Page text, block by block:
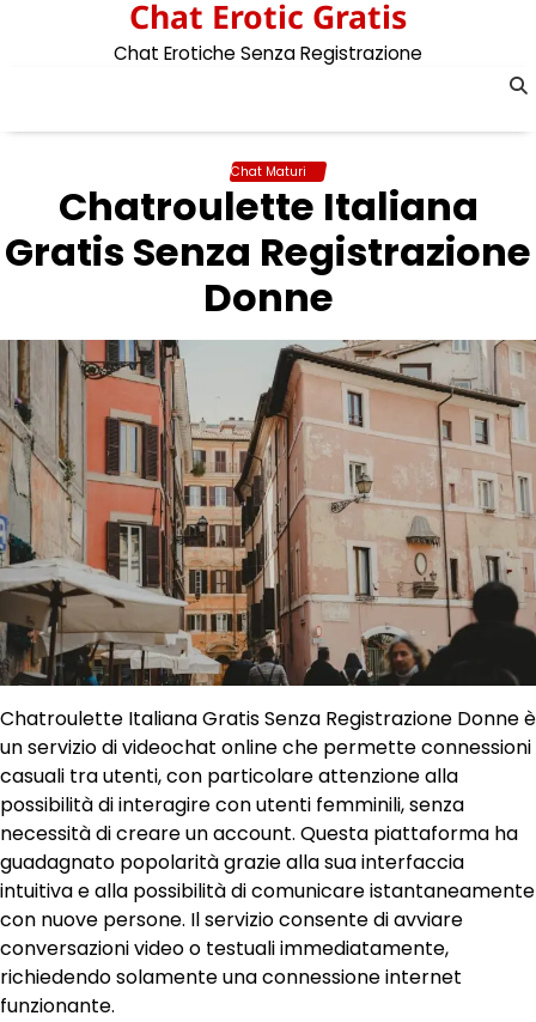
Chat Erotic Gratis
Chat Erotiche Senza Registrazione
Chat Maturi
Chatroulette Italiana
Gratis Senza Registrazione
Donne
Chatroulette Italiana Gratis Senza Registrazione Donne è
un servizio di videochat online che permette connessioni
casuali tra utenti, con particolare attenzione alla
possibilità di interagire con utenti femminili, senza
necessità di creare un account. Questa piattaforma ha
guadagnato popolarità grazie alla sua interfaccia
intuitiva e alla possibilità di comunicare istantaneamente
con nuove persone. Il servizio consente di avviare
conversazioni video o testuali immediatamente,
richiedendo solamente una connessione internet
funzionante.